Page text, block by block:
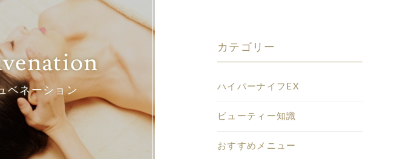
ベネーション
カテゴリー
ハイパーナイフEX
ビューティー知識
おすすめメニュー